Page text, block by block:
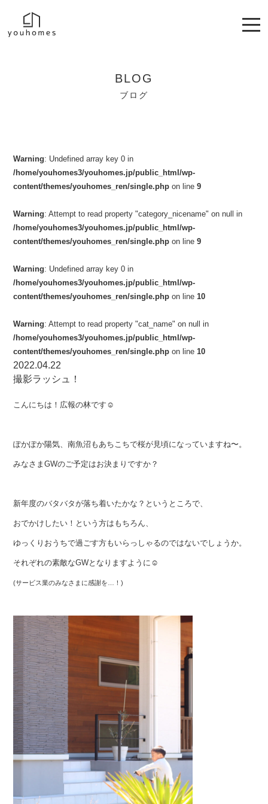
BLOG
ブログ
Warning: Undefined array key 0 in
/home/youhomes3/youhomes.jp/public_html/wp-
content/themes/youhomes_ren/single.php on line9
Warning: Attempt to read property "category_nicename" on null in
/home/youhomes3/youhomes.jp/public_html/wp-
content/themes/youhomes_ren/single.php on line9
Warning: Undefined array key 0 in
/home/youhomes3/youhomes.jp/public_html/wp-
content/themes/youhomes_ren/single.php on line10
Warning: Attempt to read property "cat_name" on null in
/home/youhomes3/youhomes.jp/public_html/wp-
content/themes/youhomes_ren/single.php on line10
2022.04.22
撮影ラッシュ！
こんにちは！広報の林です☺︎
ぽかぽか陽気、南魚沼もあちこちで桜が見頃になっていますね〜。
みなさまGWのご予定はお決まりですか？
新年度のバタバタが落ち着いたかな？というところで、
おでかけしたい！という方はもちろん、
ゆっくりおうちで過ごす方もいらっしゃるのではないでしょうか。
それぞれの素敵なGWとなりますように☺︎
(サービス業のみなさまに感謝を…！)